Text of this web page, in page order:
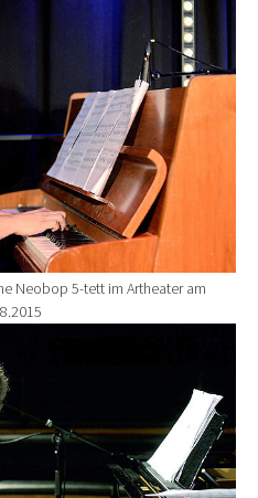
Neobop 5-tett im Artheater am